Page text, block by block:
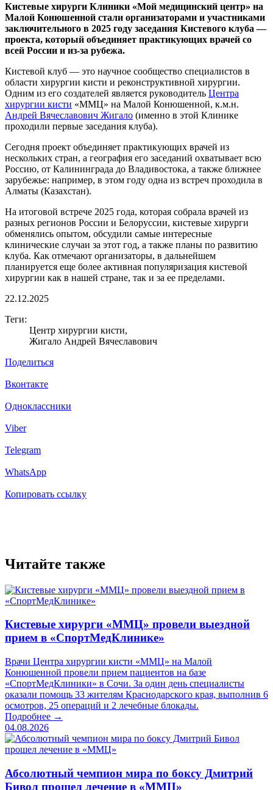
Кистевые хирурги Клиники «Мой медицинский центр» на
Малой Конюшенной стали организаторами и участниками
заключительного в 2025 году заседания Кистевого клуба —
проекта, который объединяет практикующих врачей со
всей России и из-за рубежа.
Кистевой клуб — это научное сообщество специалистов в
области хирургии кисти и реконструктивной хирургии.
Одним из его создателей является руководитель Центра
хирургии кисти «ММЦ» на Малой Конюшенной, к.м.н.
Андрей Вячеславович Жигало (именно в этой Клинике
проходили первые заседания клуба).
Сегодня проект объединяет практикующих врачей из
нескольких стран, а география его заседаний охватывает всю
Россию, от Калининграда до Владивостока, а также ближнее
зарубежье: например, в этом году одна из встреч проходила в
Алматы (Казахстан).
На итоговой встрече 2025 года, которая собрала врачей из
разных регионов России и Белоруссии, кистевые хирурги
обменялись опытом, обсудили самые интересные
клинические случаи за этот год, а также планы по развитию
клуба. Как отмечают организаторы, в дальнейшем
планируется еще более активная популяризация кистевой
хирургии как в нашей стране, так и за ее пределами.
22.12.2025
Теги:
Центр хирургии кисти,
Жигало Андрей Вячеславович
Поделиться
Вконтакте
Одноклассники
Viber
Telegram
WhatsApp
Копировать ссылку
Читайте также
Кистевые хирурги «ММЦ» провели выездной
прием в «СпортМедКлинике»
Врачи Центра хирургии кисти «ММЦ» на Малой
Конюшенной провели прием пациентов на базе
«СпортМедКлиники» в Сочи. За один день специалисты
оказали помощь 33 жителям Краснодарского края, выполнив 6
осмотров, 25 операций и 2 лечебные блокады.
Подробнее →
04.08.2026
Абсолютный чемпион мира по боксу Дмитрий
Бивол прошел лечение в «ММЦ»